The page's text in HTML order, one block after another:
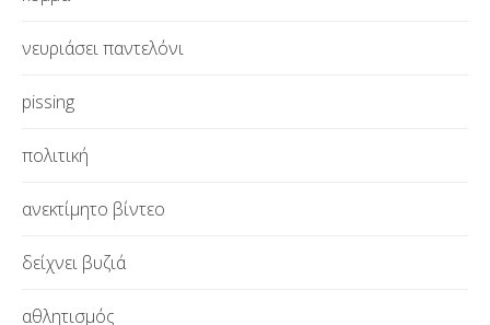
νευριάσει παντελόνι
pissing
πολιτική
ανεκτίμητο βίντεο
δείχνει βυζιά
αθλητισμός